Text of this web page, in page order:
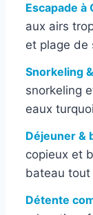
Escapade à
aux airs
et plage de
Snorkeling
snorkeling
eaux
Déjeuner &
copieux et
bateau tout
Détente